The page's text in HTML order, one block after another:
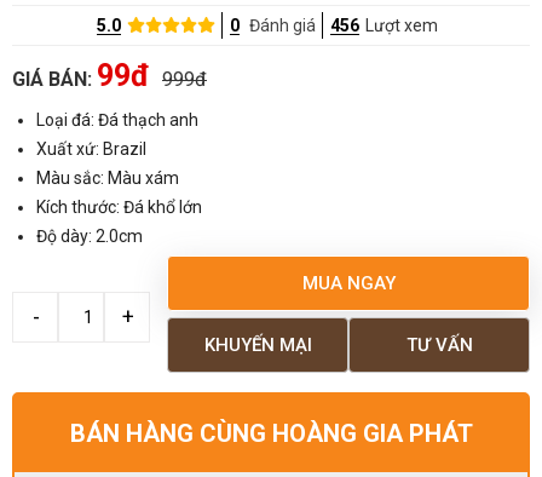
5.0 0 Đánh giá 456 Lượt xem
GIÁ BÁN: 99đ 999đ
Loại đá: Đá thạch anh
Xuất xứ: Brazil
Màu sắc: Màu xám
Kích thước: Đá khổ lớn
Độ dày: 2.0cm
MUA NGAY
TƯ VẤN
KHUYẾN MẠI
BÁN HÀNG CÙNG HOÀNG GIA PHÁT